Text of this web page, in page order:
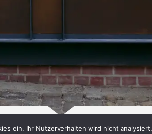
ein. Ihr Nutzerverhalten wird nicht analysiert.